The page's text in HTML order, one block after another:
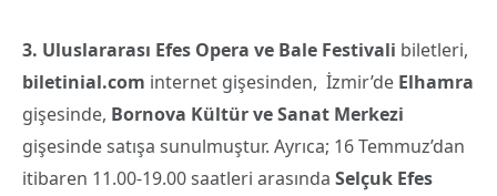
3. Uluslararası Efes Opera ve Bale Festivali biletleri,
biletinial.com internet gişesinden, İzmir’de Elhamra
gişesinde, Bornova Kültür ve Sanat Merkezi
gişesinde satışa sunulmuştur. Ayrıca; 16 Temmuz’dan
itibaren 11.00-19.00 saatleri arasında Selçuk Efes